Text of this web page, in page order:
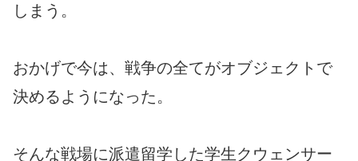
しまう。
おかげで今は、戦争の全てがオブジェクトで
決めるようになった。
そんな戦場に派遣留学した学生クウェンサー